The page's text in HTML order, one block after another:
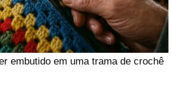
embutido em uma trama de crochê